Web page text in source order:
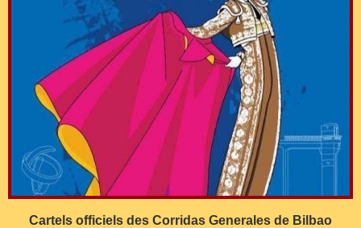
Cartels officiels des Corridas Generales de Bilbao